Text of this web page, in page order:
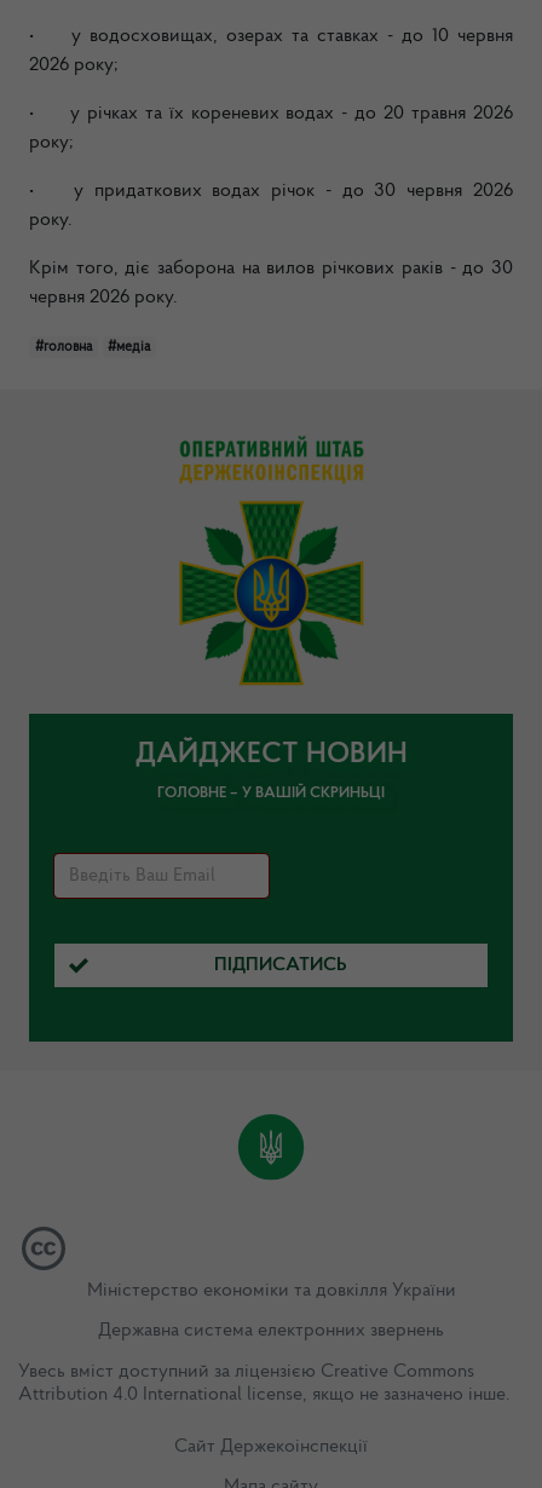
•
у водосховищах, озерах та ставках - до 10 червня
2026 року;
•
у річках та їх кореневих водах - до 20 травня 2026
року;
•
у придаткових водах річок - до 30 червня 2026
року.
Крім того, діє заборона на вилов річкових раків - до 30
червня 2026 року.
#головна #медіа
ДАЙДЖЕСТ НОВИН
ГОЛОВНЕ – У ВАШІЙ СКРИНЬЦІ
ПІДПИСАТИСЬ
Міністерство економіки та довкілля України
Державна система електронних звернень
Увесь вміст доступний за ліцензією Creative Commons
Attribution 4.0 International license, якщо не зазначено інше.
Сайт Держекоінспекції